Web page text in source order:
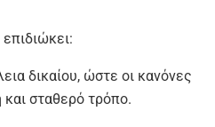
δικαίου, ώστε οι κανόνες
σταθερό τρόπο.